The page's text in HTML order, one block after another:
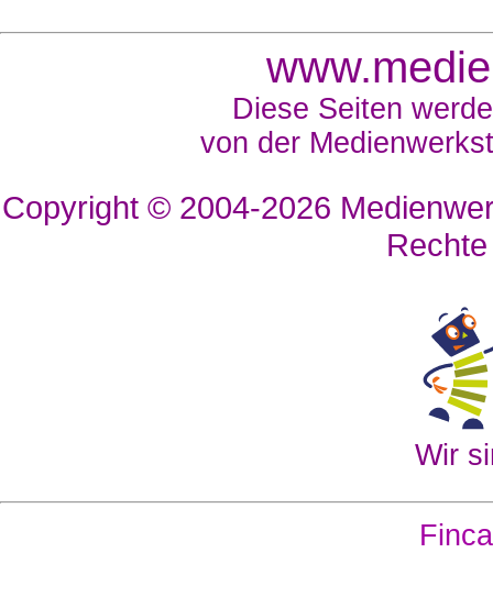
Diese Seiten
von der
Copyright © 2004-2026
Wir